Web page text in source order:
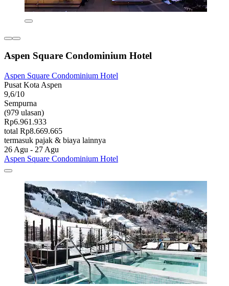
Aspen Square Condominium Hotel
Aspen Square Condominium Hotel
Pusat Kota Aspen
9,6/10
Sempurna
(979 ulasan)
Rp6.961.933
total Rp8.669.665
termasuk pajak & biaya lainnya
26 Agu - 27 Agu
Aspen Square Condominium Hotel